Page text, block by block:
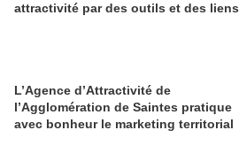
attractivité par des outils et des liens
L’Agence d’Attractivité de
l’Agglomération de Saintes pratique
avec bonheur le marketing territorial